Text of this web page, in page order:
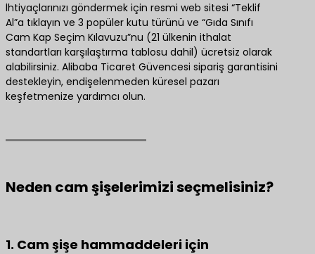
İhtiyaçlarınızı göndermek için resmi web sitesi “Teklif
Al”a tıklayın ve 3 popüler kutu türünü ve “Gıda Sınıfı
Cam Kap Seçim Kılavuzu”nu (21 ülkenin ithalat
standartları karşılaştırma tablosu dahil) ücretsiz olarak
alabilirsiniz. Alibaba Ticaret Güvencesi sipariş garantisini
destekleyin, endişelenmeden küresel pazarı
keşfetmenize yardımcı olun.
Neden cam şişelerimizi seçmelisiniz?
1. Cam şişe hammaddeleri için